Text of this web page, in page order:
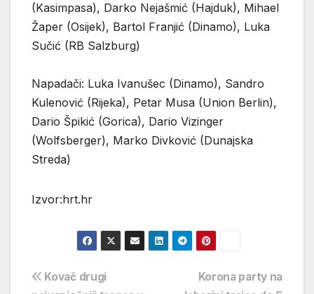
(Kasimpasa), Darko Nejašmić (Hajduk), Mihael
Žaper (Osijek), Bartol Franjić (Dinamo), Luka
Sučić (RB Salzburg)
Napadači: Luka Ivanušec (Dinamo), Sandro
Kulenović (Rijeka), Petar Musa (Union Berlin),
Dario Špikić (Gorica), Dario Vizinger
(Wolfsberger), Marko Divković (Dunajska
Streda)
Izvor:hrt.hr
Navigacija
Korona party na
Kovač drugi